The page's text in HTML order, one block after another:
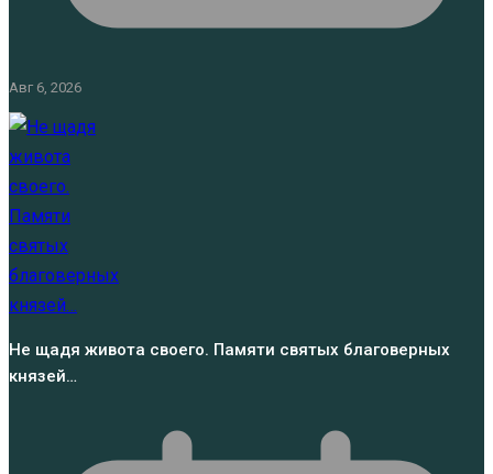
Авг 6, 2026
Не щадя живота своего. Памяти святых благоверных
князей…